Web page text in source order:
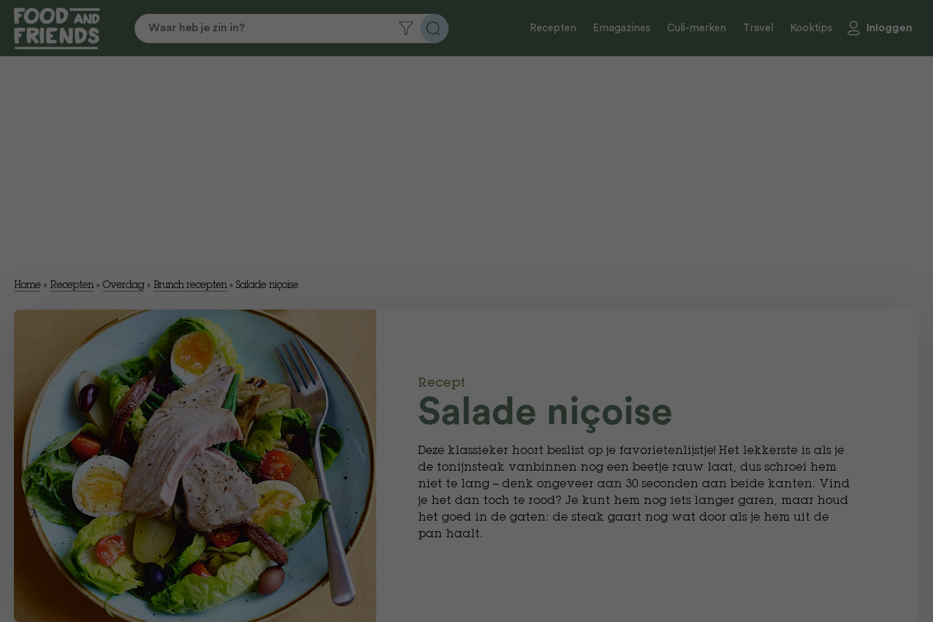
Recepten Emagazines Culi-merken Travel Kooktips Inloggen
Home » Recepten » Overdag » Brunch recepten » ​Salade niçoise
Recept
​Salade niçoise
Deze klassieker hoort beslist op je favorietenlijstje! Het lekkerste is als je
de tonijnsteak vanbinnen nog een beetje rauw laat, dus schroei hem
niet te lang – denk ongeveer aan 30 seconden aan beide kanten. Vind
je het dan toch te rood? Je kunt hem nog iets langer garen, maar houd
het goed in de gaten: de steak gaart nog wat door als je hem uit de
pan haalt.